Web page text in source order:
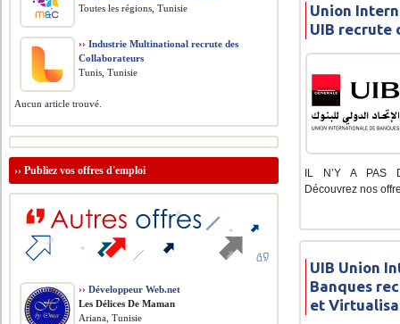
Union
UIB recrute
IL N’Y A PAS
Découvrez nos
UIB Union
Banques
et
Toutes les régions, Tunisie
›› Industrie Multinational recrute des
Collaborateurs
Tunis, Tunisie
Aucun article trouvé.
››Publiez vos offres d'emploi
›› Développeur Web.net
Les Délices De Maman
Ariana, Tunisie